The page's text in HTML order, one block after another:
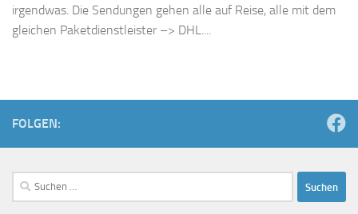
irgendwas. Die Sendungen gehen alle auf Reise, alle mit dem
gleichen Paketdienstleister –> DHL....
FOLGEN:
Suchen
nach: